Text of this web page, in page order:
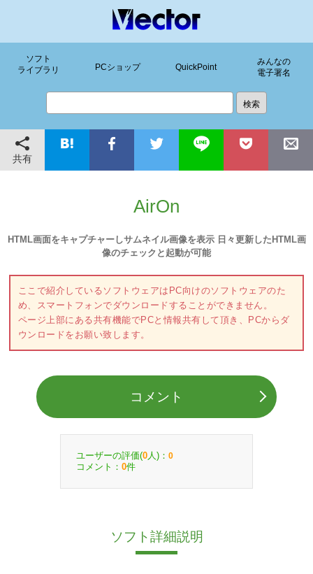
ソフト
ライブラリ
PCショップ QuickPoint
みんなの
電子署名
共有
AirOn
HTML画面をキャプチャーしサムネイル画像を表示 日々更新したHTML画
像のチェックと起動が可能
ここで紹介しているソフトウェアはPC向けのソフトウェアのた
め、スマートフォンでダウンロードすることができません。
ページ上部にある共有機能でPCと情報共有して頂き、PCからダ
ウンロードをお願い致します。
コメント
ユーザーの評価(0 人)： 0
コメント： 0件
ソフト詳細説明